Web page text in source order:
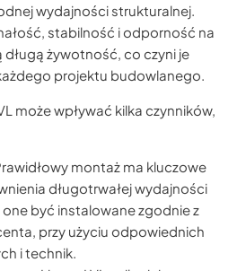
wydajności strukturalnej.
stabilność i odporność na
długą żywotność, co czyni je
projektu budowlanego.
może wpływać kilka czynników,
montaż ma kluczowe
długotrwałej wydajności
one być instalowane zgodnie z
przy użyciu odpowiednich
i technik.